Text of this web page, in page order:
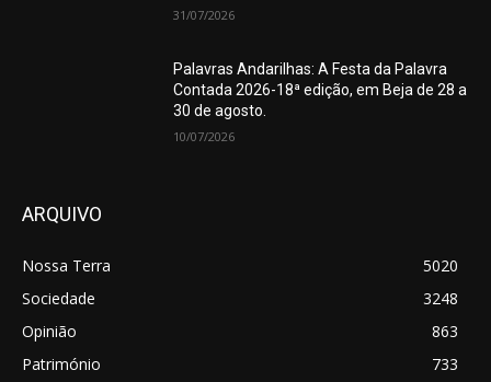
31/07/2026
Palavras Andarilhas: A Festa da Palavra
Contada 2026-18ª edição, em Beja de 28 a
30 de agosto.
10/07/2026
ARQUIVO
Nossa Terra
5020
Sociedade
3248
Opinião
863
Património
733